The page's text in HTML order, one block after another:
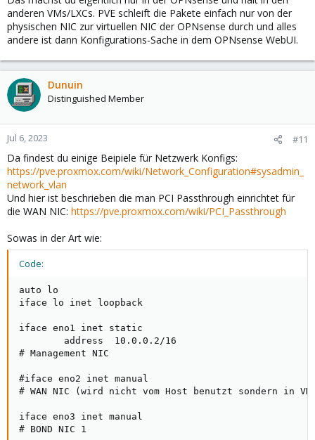
anderen VMs/LXCs. PVE schleift die Pakete einfach nur von der
physischen NIC zur virtuellen NIC der OPNsense durch und alles
andere ist dann Konfigurations-Sache in dem OPNsense WebUI.
Dunuin
Distinguished Member
Jul 6, 2023 #11
Da findest du einige Beipiele für Netzwerk Konfigs:
https://pve.proxmox.com/wiki/Network_Configuration#sysadmin_
network_vlan
Und hier ist beschrieben die man PCI Passthrough einrichtet für
die WAN NIC: https://pve.proxmox.com/wiki/PCI_Passthrough
Sowas in der Art wie:
Code:
auto lo
iface lo inet loopback
iface eno1 inet static
        address  10.0.0.2/16
# Management NIC
#iface eno2 inet manual
# WAN NIC (wird nicht vom Host benutzt sondern in
iface eno3 inet manual
# BOND NIC 1